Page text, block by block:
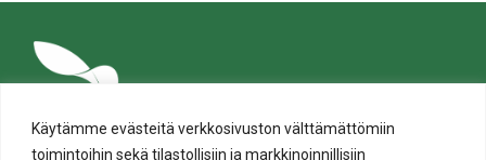
Käytämme evästeitä verkkosivuston välttämättömiin
toimintoihin sekä tilastollisiin ja markkinoinnillisiin